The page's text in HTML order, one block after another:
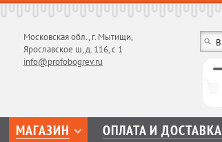
Московская обл., г. Мытищи,
Ярославское ш, д. 116, с 1
info@profobogrev.ru
МАГАЗИН ОПЛАТА И ДОСТАВКА